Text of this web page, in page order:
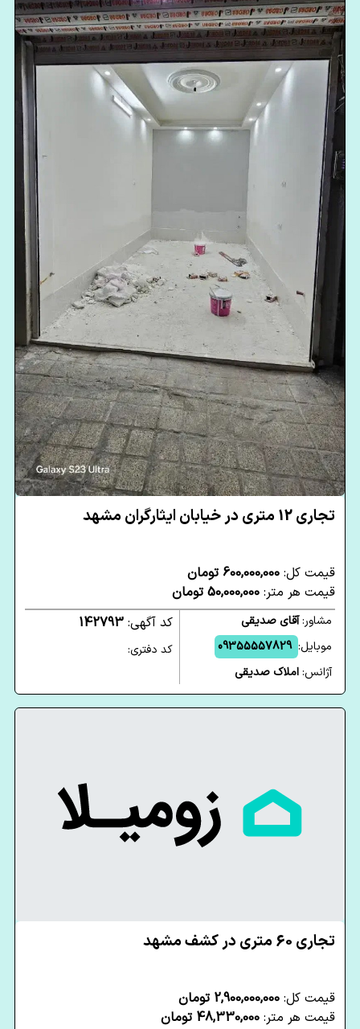
تجاری 12 متری در خیابان ایثارگران مشهد
قیمت کل: 600,000,000 تومان
قیمت هر متر: 50,000,000 تومان
مشاور:آقای صدیقی
موبایل: 09355557829
آژانس:املاک صدیقی
کد آگهی: 142793
کد دفتری:
تجاری 60 متری در کشف مشهد
قیمت کل: 2,900,000,000 تومان
قیمت هر متر: 48,330,000 تومان